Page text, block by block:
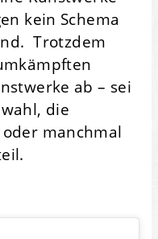
kein Schema
Trotzdem
ab – sei
die
manchmal